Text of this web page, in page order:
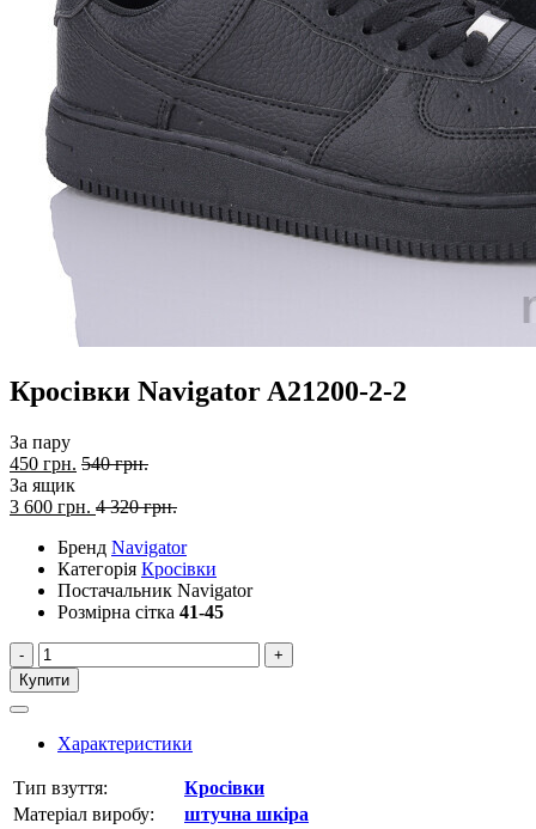
Кросівки Navigator A21200-2-2
За пару
450 грн. 540 грн.
За ящик
3 600 грн. 4 320 грн.
Бренд Navigator
Категорія Кросівки
Постачальник Navigator
Розмірна сітка 41-45
-
+
Купити
Характеристики
Тип взуття:
Кросівки
Матеріал виробу:
штучна шкіра